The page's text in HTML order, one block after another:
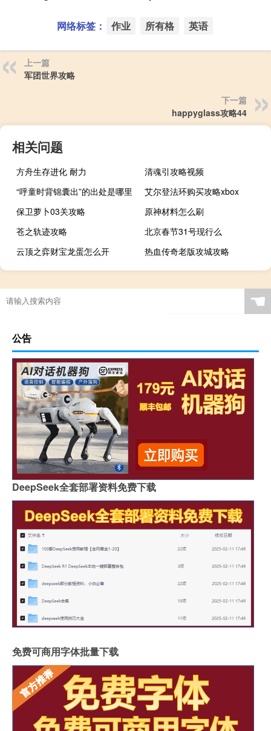
网络标签： 作业 所有格 英语
上一篇
军团世界攻略
下一篇
happyglass攻略44
相关问题
方舟生存进化 耐力
清魂引攻略视频
“呼童时背锦囊出”的出处是哪里
艾尔登法环购买攻略xbox
保卫萝卜03关攻略
原神材料怎么刷
苍之轨迹攻略
北京春节31号现行么
云顶之弈财宝龙蛋怎么开
热血传奇老版攻城攻略
☚
公告
DeepSeek全套部署资料免费下载
免费可商用字体批量下载